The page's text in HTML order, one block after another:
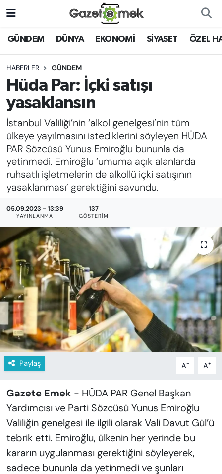
GÜNDEM DÜNYA EKONOMİ SİYASET ÖZEL
HABERLER GÜNDEM
Hüda Par: İçki satışı
yasaklansın
İstanbul Valiliği’nin ‘alkol genelgesi’nin tüm
ülkeye yayılmasını istediklerini söyleyen HÜDA
PAR Sözcüsü Yunus Emiroğlu bununla da
yetinmedi. Emiroğlu ‘umuma açık alanlarda
ruhsatlı işletmelerin de alkollü içki satışının
yasaklanması’ gerektiğini savundu.
05.09.2023 - 13:39
YAYINLANMA
137
GÖSTERIM
Paylaş A- A+
Gazete Emek - HÜDA PAR Genel Başkan
Yardımcısı ve Parti Sözcüsü Yunus Emiroğlu
Valiliğin genelgesi ile ilgili olarak Vali Davut Gül’ü
tebrik etti. Emiroğlu, ülkenin her yerinde bu
kararın uygulanması gerektiğini söyleyerek,
sadece bununla da yetinmedi ve şunları
DÜNYA
EKONOMİ
EMEK HABERLERİ
GAZETECİLİĞİNİ GELİŞTİRMEK
FAYDALI BİLGİLER
GÜNDEM
KADIN
SAĞLIK
SPOR
KÜLTÜR-SANAT
MAGAZİN
ÖZEL HABER
SİYASET
VAN VE DİYARBAKIR HABERLERİ
Nöbetçi Eczaneler
Hava Durumu
İstanbul Namaz Vakitleri
Süper Lig Puan Durumu ve Fikstür
Tüm Manşetler
Son Dakika Haberleri
Haber Arşivi